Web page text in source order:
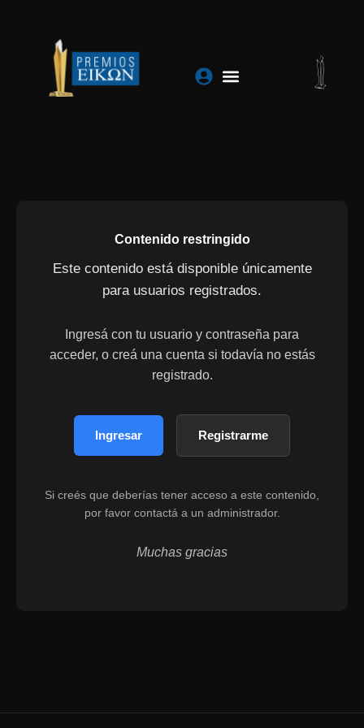
contenido
Contenido restringido
Este contenido está disponible únicamente
para usuarios registrados.
Ingresá con tu usuario y contraseña para
acceder, o creá una cuenta si todavía no estás
registrado.
Ingresar Registrarme
Si creés que deberías tener acceso a este contenido,
por favor contactá a un administrador.
Muchas gracias